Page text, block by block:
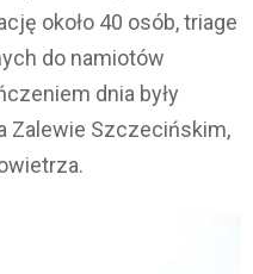
około 40 osób, triage
do namiotów
dnia były
Zalewie Szczecińskim,